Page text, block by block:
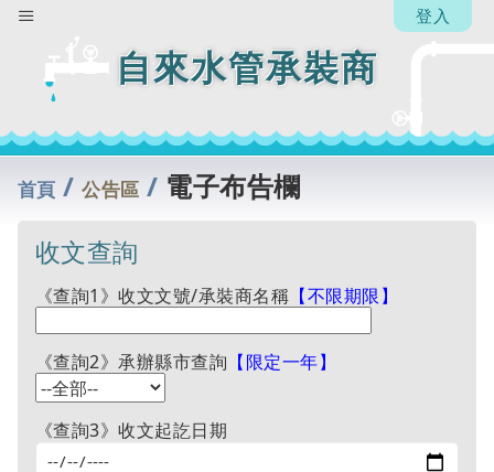
自來水管承裝商
登入
首頁 /公告區 / 電子布告欄
收文查詢
《查詢1》收文文號/承裝商名稱 【不限期限】
《查詢2》承辦縣市查詢 【限定一年】
《查詢3》收文起訖日期
惠
表